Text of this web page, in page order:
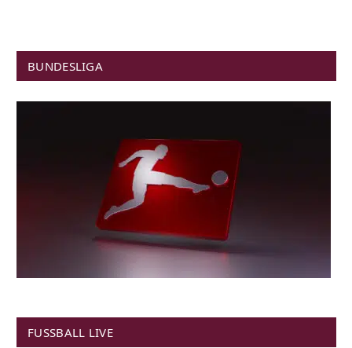
BUNDESLIGA
FUSSBALL LIVE